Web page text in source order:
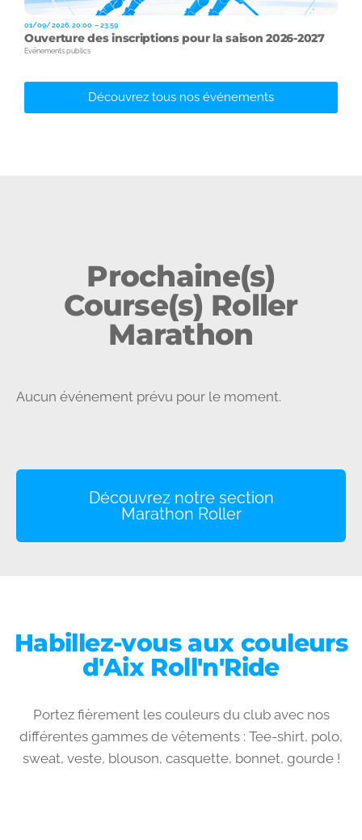
01/09/2026, 20:00 – 23:59
Ouverture des inscriptions pour la saison 2026-2027
Evénements publics
Découvrez tous nos événements
Prochaine(s)
Course(s) Roller
Marathon
Aucun événement prévu pour le moment.
Découvrez notre section
Marathon Roller
Habillez-vous aux couleurs
d'Aix Roll'n'Ride
Portez fièrement les couleurs du club avec nos
différentes gammes de vêtements : Tee-shirt, polo,
sweat, veste, blouson, casquette, bonnet, gourde !